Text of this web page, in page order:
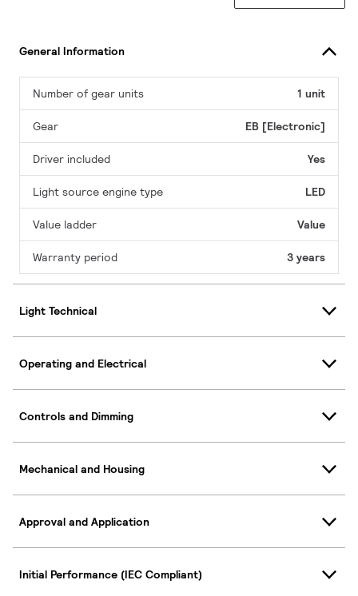
General Information
Number of gear units 1 unit
Gear EB [Electronic]
Driver included Yes
Light source engine type LED
Value ladder Value
Warranty period 3 years
Light Technical
Operating and Electrical
Controls and Dimming
Mechanical and Housing
Approval and Application
Initial Performance (IEC Compliant)